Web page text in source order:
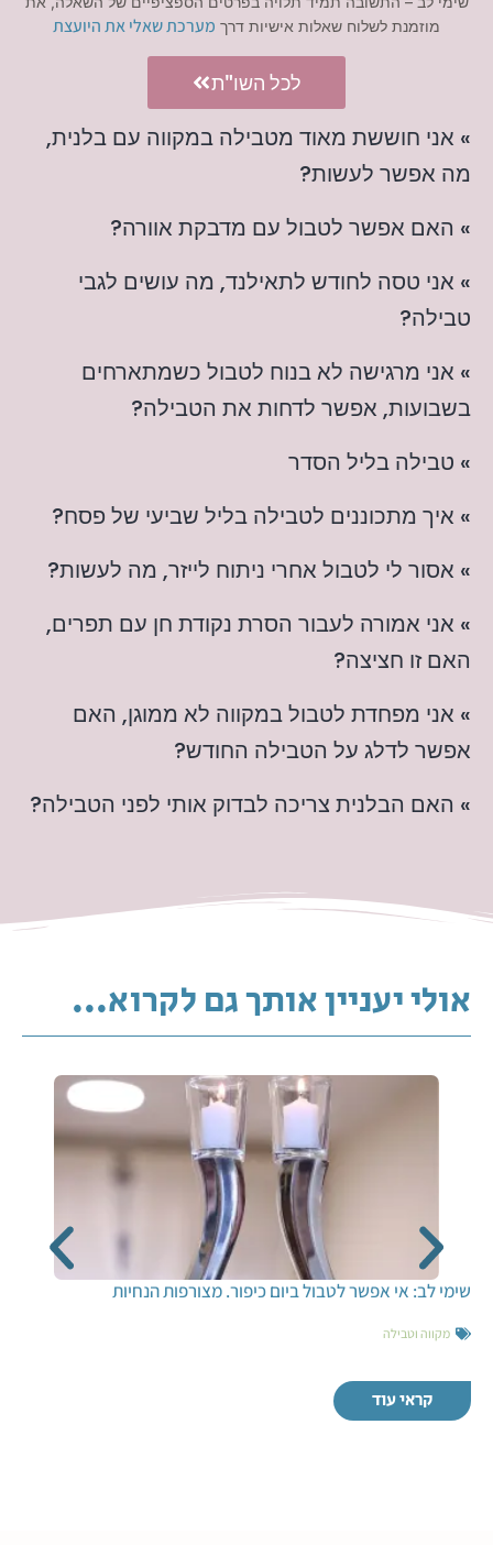
» אני חוששת מאוד מטבילה במקווה עם בלנית,
מה אפשר לעשות?
» האם אפשר לטבול עם מדבקת אוורה?
» אני טסה לחודש לתאילנד, מה עושים לגבי
טבילה?
» אני מרגישה לא בנוח לטבול כשמתארחים
בשבועות, אפשר לדחות את הטבילה?
» טבילה בליל הסדר
» איך מתכוננים לטבילה בליל שביעי של פסח?
» אסור לי לטבול אחרי ניתוח לייזר, מה לעשות?
» אני אמורה לעבור הסרת נקודת חן עם תפרים,
האם זו חציצה?
» אני מפחדת לטבול במקווה לא ממוגן, האם
אפשר לדלג על הטבילה החודש?
» האם הבלנית צריכה לבדוק אותי לפני הטבילה?
מוזמנת לשלוח שאלות אישיות דרך מערכת שאלי את היועצת
לכל השו"ת
אולי יעניין אותך גם לקרוא...
שימי לב: אי אפשר לטבול ביום כיפור. מצורפות הנחיות
מקווה וטבילה
קראי עוד